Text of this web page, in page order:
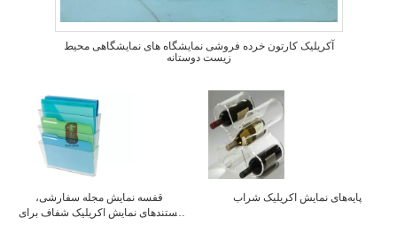
آکریلیک کارتون خرده فروشی نمایشگاه های نمایشگاهی محیط
زیست دوستانه
قفسه نمایش مجله سفارشی،
استندهای نمایش اکریلیک شفاف برای
پایه‌های نمایش اکریلیک شراب